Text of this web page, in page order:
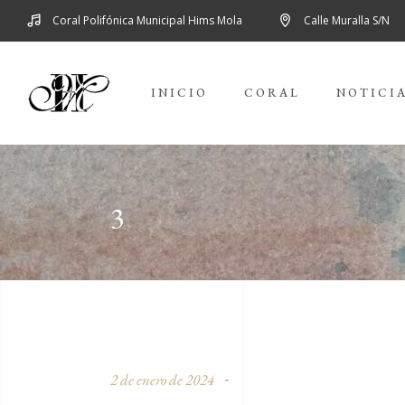
Coral Polifónica Municipal Hims Mola Calle Muralla S/N
INICIO CORAL
3
2 de enero de 2024